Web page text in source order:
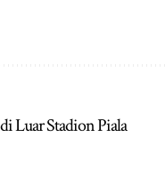
Luar Stadion Piala